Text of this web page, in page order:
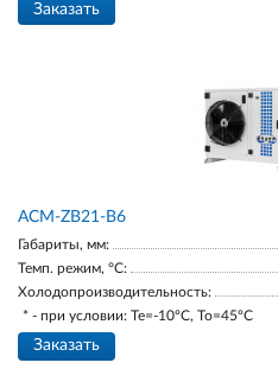
Заказать
ACM-ZB21-В6
Габариты, мм:
Темп. режим, °С:
Холодопроизводительность:
* - при условии: Te=-10ºC, To=45ºC
Заказать